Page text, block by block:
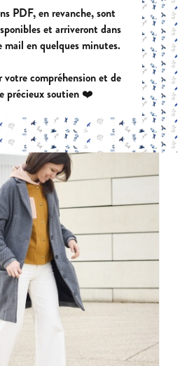
BERGER
| POCHETTE:
PDF, en revanche, sont
et arriveront dans
mail en quelques minutes.
compréhension et de
précieux soutien ❤️